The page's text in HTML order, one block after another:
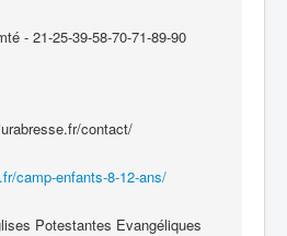
- 21-25-39-58-70-71-89-90
contact/
camp-enfants-8-12-ans/
Potestantes Evangéliques